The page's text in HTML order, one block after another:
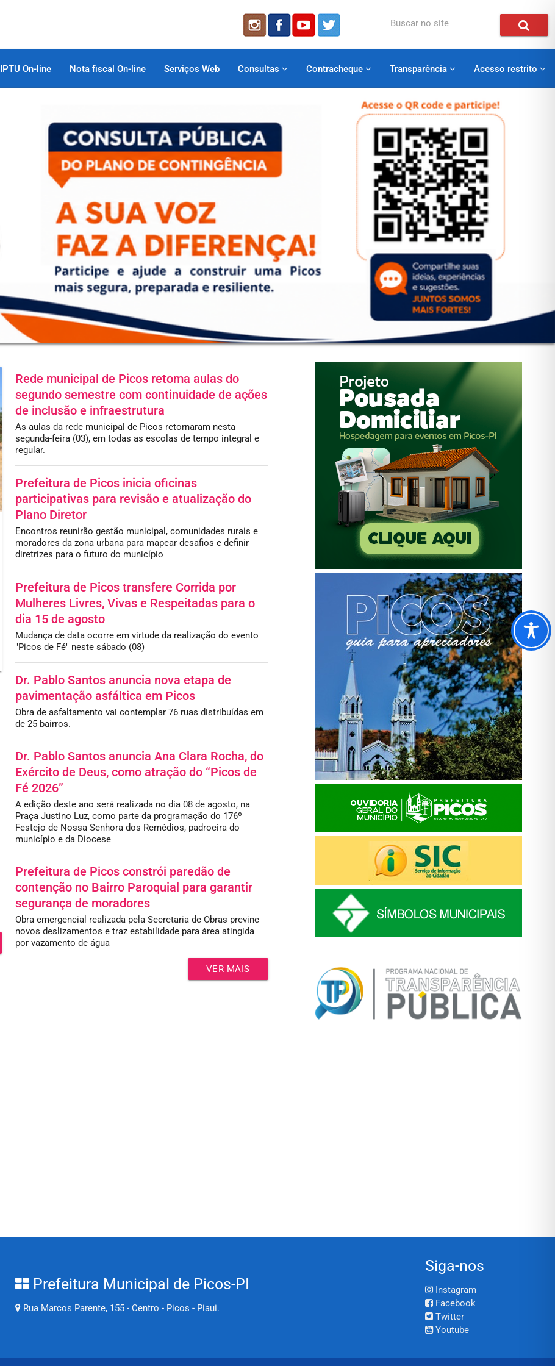
Buscar no site
IPTU On-line Nota fiscal On-line Serviços Web Consultas Contracheque Transparência Acesso restrito
Rede municipal de Picos retoma aulas do
segundo semestre com continuidade de ações
de inclusão e infraestrutura
As aulas da rede municipal de Picos retornaram nesta
segunda-feira (03), em todas as escolas de tempo integral e
regular.
Prefeitura de Picos inicia oficinas
participativas para revisão e atualização do
Plano Diretor
Encontros reunirão gestão municipal, comunidades rurais e
moradores da zona urbana para mapear desafios e definir
diretrizes para o futuro do município
Prefeitura de Picos transfere Corrida por
Mulheres Livres, Vivas e Respeitadas para o
dia 15 de agosto
Mudança de data ocorre em virtude da realização do evento
"Picos de Fé" neste sábado (08)
Dr. Pablo Santos anuncia nova etapa de
pavimentação asfáltica em Picos
Obra de asfaltamento vai contemplar 76 ruas distribuídas em
de 25 bairros.
Dr. Pablo Santos anuncia Ana Clara Rocha, do
Exército de Deus, como atração do “Picos de
Fé 2026”
A edição deste ano será realizada no dia 08 de agosto, na
Praça Justino Luz, como parte da programação do 176º
Festejo de Nossa Senhora dos Remédios, padroeira do
município e da Diocese
Prefeitura de Picos constrói paredão de
contenção no Bairro Paroquial para garantir
segurança de moradores
Obra emergencial realizada pela Secretaria de Obras previne
novos deslizamentos e traz estabilidade para área atingida
por vazamento de água
VER MAIS
Prefeitura Municipal de Picos-PI
Rua Marcos Parente, 155 - Centro - Picos - Piaui.
Siga-nos
Instagram
Facebook
Twitter
Youtube